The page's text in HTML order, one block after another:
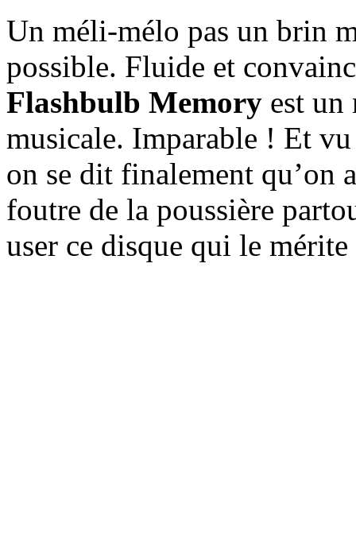
Un méli-mélo pas un brin
possible. Fluide et
Flashbulb Memory est un
musicale. Imparable ! Et
on se dit finalement qu’on
foutre de la poussière
user ce disque qui le